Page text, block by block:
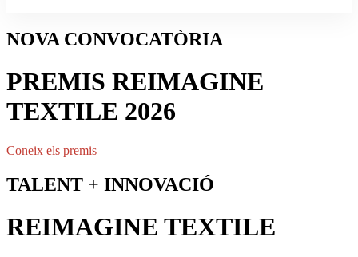
NOVA CONVOCATÒRIA
PREMIS REIMAGINE
TEXTILE 2026
Coneix els premis
TALENT + INNOVACIÓ
REIMAGINE TEXTILE